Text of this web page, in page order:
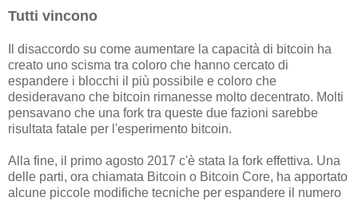
Tutti vincono
Il disaccordo su come aumentare la capacità di bitcoin ha
creato uno scisma tra coloro che hanno cercato di
espandere i blocchi il più possibile e coloro che
desideravano che bitcoin rimanesse molto decentrato. Molti
pensavano che una fork tra queste due fazioni sarebbe
risultata fatale per l'esperimento bitcoin.
Alla fine, il primo agosto 2017 c'è stata la fork effettiva. Una
delle parti, ora chiamata Bitcoin o Bitcoin Core, ha apportato
alcune piccole modifiche tecniche per espandere il numero